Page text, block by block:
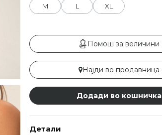
M L XL
Помош за величини
Најди во продавница
Додади во кошничка
Детали